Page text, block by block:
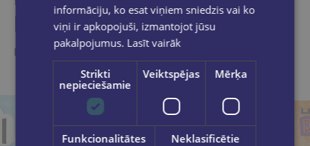
Līdzīgas preces
Ieskaties, varbūt noder
informāciju, ko esat viņiem sniedzis vai ko
viņi ir apkopojuši, izmantojot jūsu
pakalpojumus. Lasīt vairāk
Strikti
nepieciešamie
Veiktspējas Mērķa
Funkcionalitātes Neklasificētie